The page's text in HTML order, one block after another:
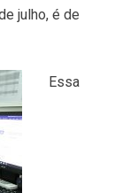
julho, é de
Essa